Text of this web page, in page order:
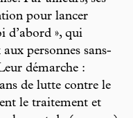
pour lancer
d’abord », qui
personnes sans-
démarche :
de lutte contre le
le traitement et